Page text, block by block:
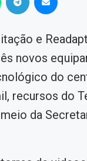
e
novos
do
recursos do
da